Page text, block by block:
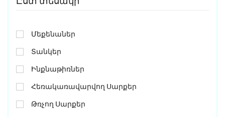
Մեքենաներ
Տանկեր
Ինքնաթիռներ
Հեռակառավարվող Սարքեր
Թռչող Սարքեր